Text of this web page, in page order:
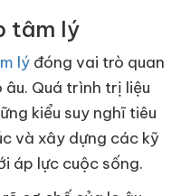
tâm lý
lý đóng vai trò quan
Quá trình trị liệu
kiểu suy nghĩ tiêu
và xây dựng các kỹ
áp lực cuộc sống.